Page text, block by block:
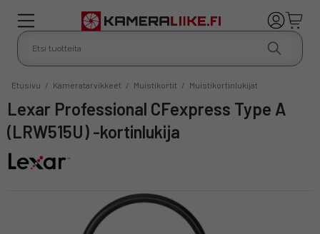
Etusivu / Kameratarvikkeet / Muistikortit / Muistikortinlukijat
Lexar Professional CFexpress Type A
(LRW515U) -kortinlukija